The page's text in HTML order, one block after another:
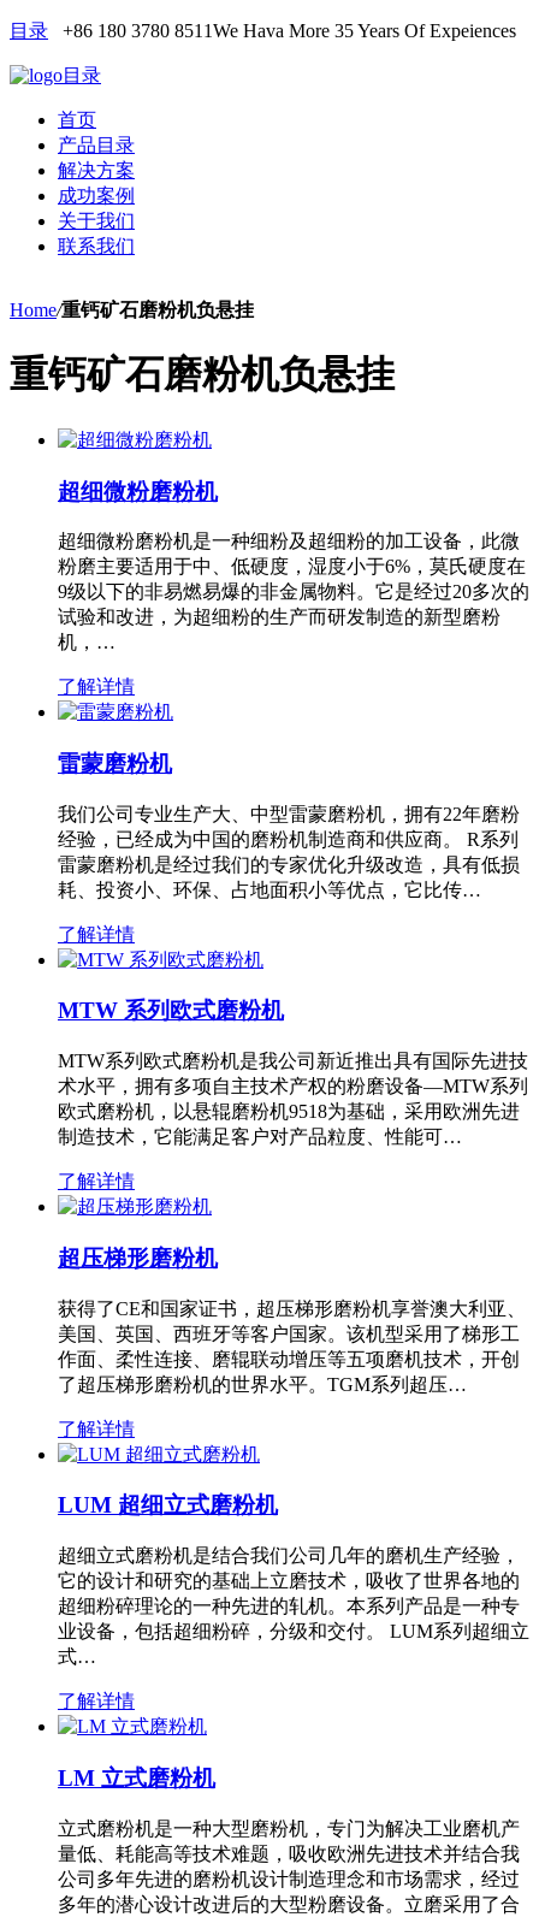
目录 +86 180 3780 8511We Hava More 35 Years Of Expeiences
目录
首页
产品目录
解决方案
成功案例
关于我们
联系我们
Home/重钙矿石磨粉机负悬挂
重钙矿石磨粉机负悬挂
超细微粉磨粉机
超细微粉磨粉机是一种细粉及超细粉的加工设备，此微
粉磨主要适用于中、低硬度，湿度小于6%，莫氏硬度在
9级以下的非易燃易爆的非金属物料。它是经过20多次的
试验和改进，为超细粉的生产而研发制造的新型磨粉
机，…
了解详情
雷蒙磨粉机
我们公司专业生产大、中型雷蒙磨粉机，拥有22年磨粉
经验，已经成为中国的磨粉机制造商和供应商。 R系列
雷蒙磨粉机是经过我们的专家优化升级改造，具有低损
耗、投资小、环保、占地面积小等优点，它比传…
了解详情
MTW 系列欧式磨粉机
MTW系列欧式磨粉机是我公司新近推出具有国际先进技
术水平，拥有多项自主技术产权的粉磨设备—MTW系列
欧式磨粉机，以悬辊磨粉机9518为基础，采用欧洲先进
制造技术，它能满足客户对产品粒度、性能可…
了解详情
超压梯形磨粉机
获得了CE和国家证书，超压梯形磨粉机享誉澳大利亚、
美国、英国、西班牙等客户国家。该机型采用了梯形工
作面、柔性连接、磨辊联动增压等五项磨机技术，开创
了超压梯形磨粉机的世界水平。TGM系列超压…
了解详情
LUM 超细立式磨粉机
超细立式磨粉机是结合我们公司几年的磨机生产经验，
它的设计和研究的基础上立磨技术，吸收了世界各地的
超细粉碎理论的一种先进的轧机。本系列产品是一种专
业设备，包括超细粉碎，分级和交付。 LUM系列超细立
式…
了解详情
LM 立式磨粉机
立式磨粉机是一种大型磨粉机，专门为解决工业磨机产
量低、耗能高等技术难题，吸收欧洲先进技术并结合我
公司多年先进的磨粉机设计制造理念和市场需求，经过
多年的潜心设计改进后的大型粉磨设备。立磨采用了合